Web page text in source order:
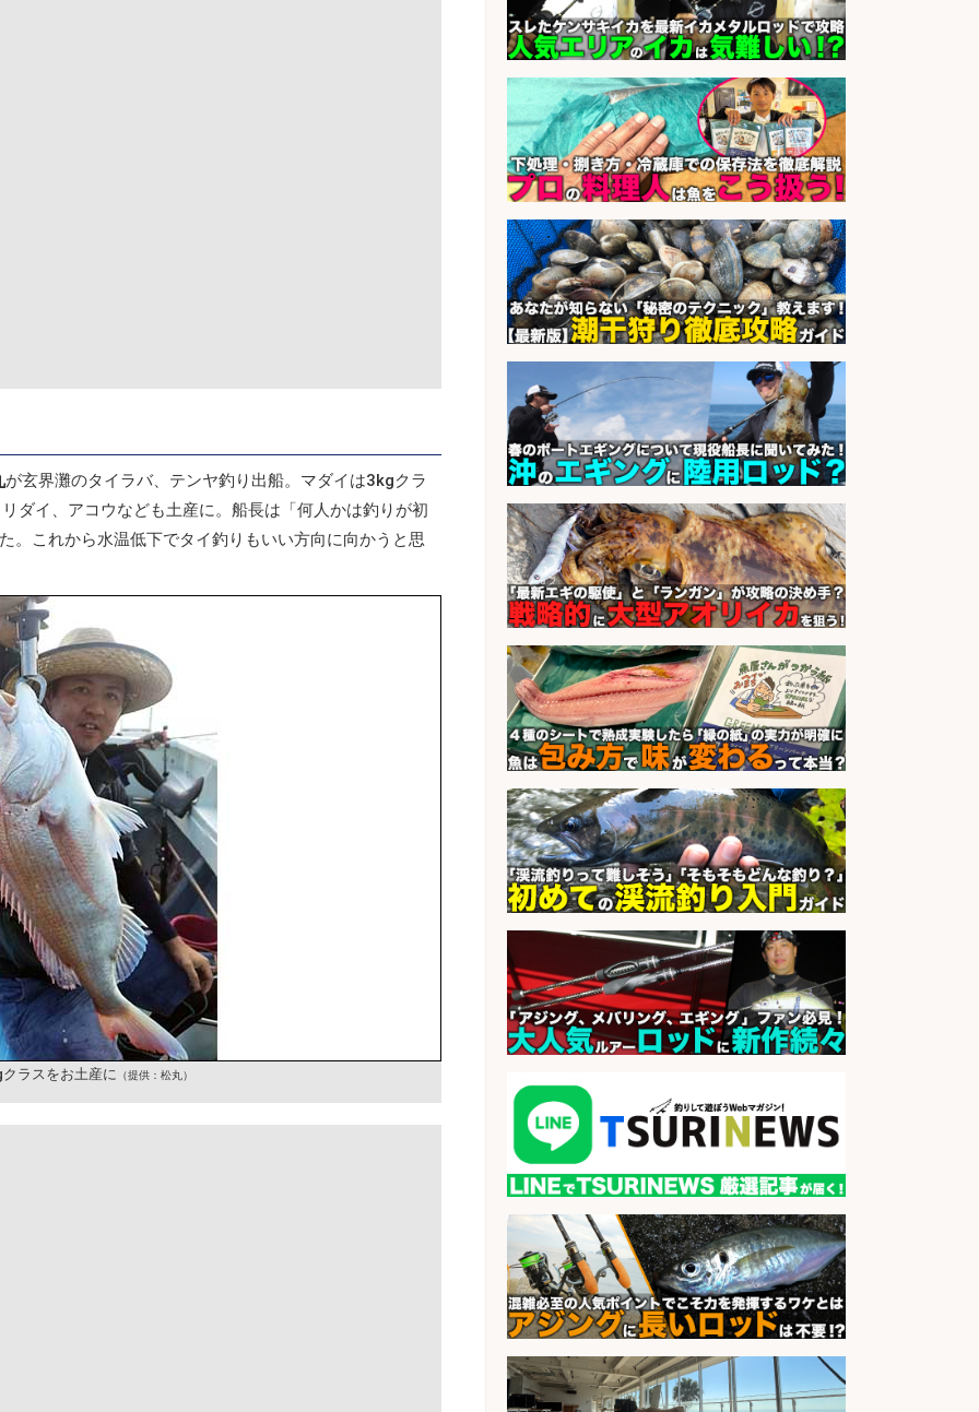
が玄界灘のタイラバ、テンヤ釣り出船。マダイは3kgクラ
ダイ、アコウなども土産に。船長は「何人かは釣りが初
。これから水温低下でタイ釣りもいい方向に向かうと思
ラスをお土産に （提供：松丸）
勤OK/鹿児島県/志布志市
会社名 株式会社ホットスタッフ鹿児島
sponsored by 求人ボックス
営業事務/「大津市」「時給1,300
円」小野駅から徒歩6分/釣り具メー
カーの物流事務・営業アシスタン
ト/土日祝休み×大型連休あり×残業
なし/滋賀県/大津市
会社名 株式会社ホットスタッフ滋賀
sponsored by 求人ボックス
さらに求人情報を見る